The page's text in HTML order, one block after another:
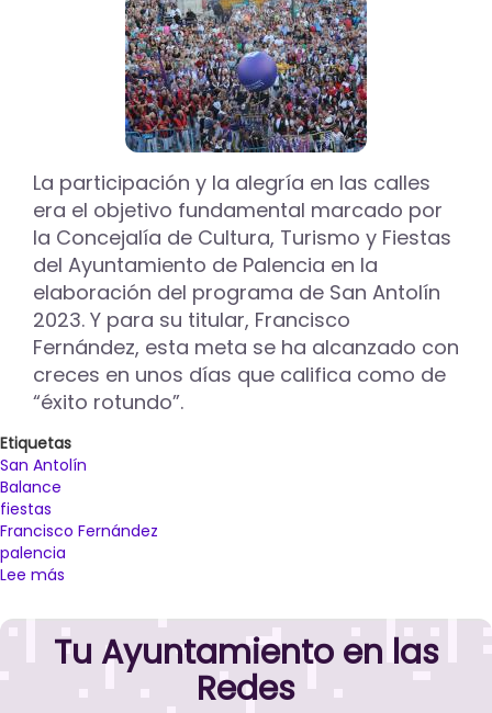
"problemas
enquistados"
balance
primeros
100
días
en
el
Ayuntamiento
de
Palencia
La participación y la alegría en las calles
era el objetivo fundamental marcado por
la Concejalía de Cultura, Turismo y Fiestas
del Ayuntamiento de Palencia en la
elaboración del programa de San Antolín
2023. Y para su titular, Francisco
Fernández, esta meta se ha alcanzado con
creces en unos días que califica como de
“éxito rotundo”.
Etiquetas
San Antolín
Balance
fiestas
Francisco Fernández
palencia
Lee más
en
participación
ciudadana,
Tu Ayuntamiento en las
Redes